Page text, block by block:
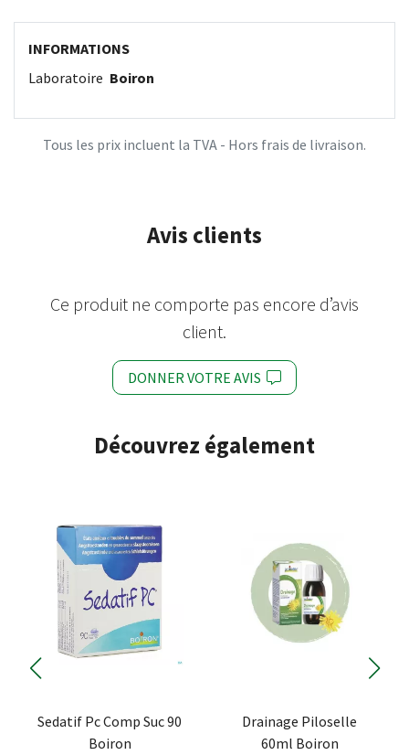
INFORMATIONS
Laboratoire Boiron
Tous les prix incluent la TVA - Hors frais de livraison.
Avis clients
Ce produit ne comporte pas encore d’avis
client.
DONNER VOTRE AVIS
Découvrez également
Sedatif Pc Comp Suc 90
Boiron
Drainage Piloselle
60ml Boiron